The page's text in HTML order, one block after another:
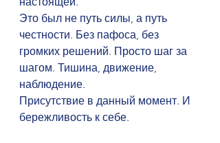
Это был не путь силы, а путь
честности. Без пафоса, без
громких решений. Просто шаг за
шагом. Тишина, движение,
наблюдение.
Присутствие в данный момент. И
бережливость к себе.